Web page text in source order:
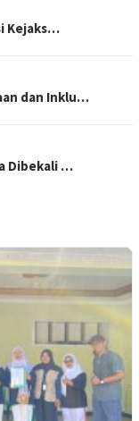
Kejaks…
dan Inklu…
Dibekali …